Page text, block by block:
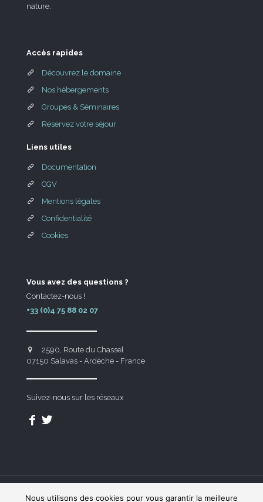
nature.
Accès rapides
Découvrez le domaine
Nos hébergements
Groupes & Séminaires
Réservez votre séjour
Liens utiles
Documentation
CGV
Mentions légales
Confidentialité
Cookies
Vous avez des questions ?
Contactez-nous !
+33 (0)4 75 88 02 07
2590, Route du Chassel
07150 Salavas - Ardèche - France
Suivez-nous sur les réseaux
Domaine des Blachas © - Made with byIndigo Theory
Nous utilisons des cookies pour vous garantir la meilleure